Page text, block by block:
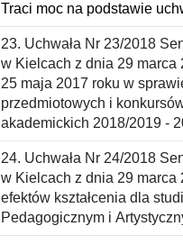
Traci moc na podstawie
23. Uchwała Nr 23/2018
w Kielcach z dnia 29 marca
25 maja 2017 roku w
przedmiotowych i
akademickich 2018/2019 -
24. Uchwała Nr 24/2018
w Kielcach z dnia 29 marca
efektów kształcenia dla
Pedagogicznym i